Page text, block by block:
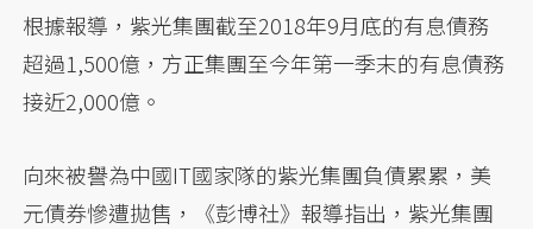
根據報導，紫光集團截至2018年9月底的有息債務
超過1,500億，方正集團至今年第一季末的有息債務
接近2,000億。
向來被譽為中國IT國家隊的紫光集團負債累累，美
元債券慘遭拋售，《彭博社》報導指出，紫光集團